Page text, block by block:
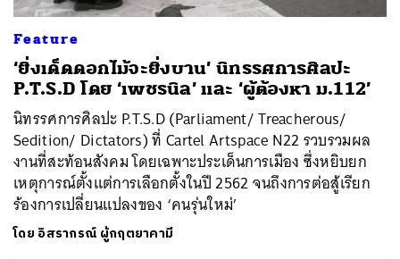
Feature
‘ยิ่งเด็ดดอกไม้จะยิ่งบาน’ นิทรรศการศิลปะ
P.T.S.D โดย ‘เพชรนิล’ และ ‘ผู้ต้องหา ม.112’
นิทรรศการศิลปะ P.T.S.D (Parliament/ Treacherous/
Sedition/ Dictators) ที่ Cartel Artspace N22 รวบรวมผล
งานที่สะท้อนสังคม โดยเฉพาะประเด็นการเมือง ซึ่งหยิบยก
เหตุการณ์ตั้งแต่การเลือกตั้งในปี 2562 จนถึงการต่อสู้เรียก
ร้องการเปลี่ยนแปลงของ ‘คนรุ่นใหม่’
โดย อิสรากรณ์ ผู้กฤตยาคามี